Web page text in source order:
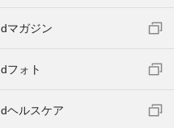
dマガジン
dフォト
dヘルスケア